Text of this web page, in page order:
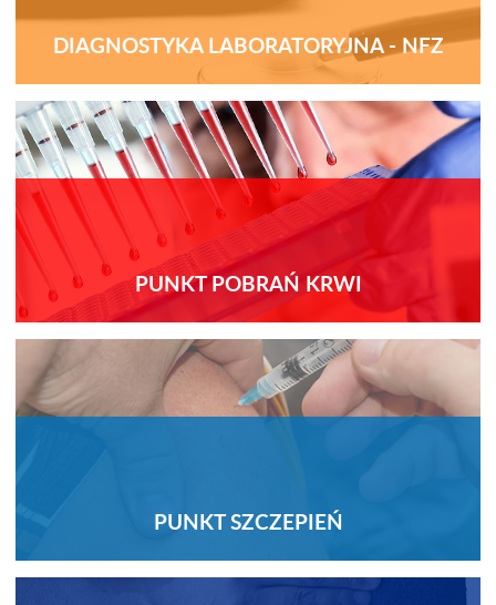
DIAGNOSTYKA LABORATORYJNA - NFZ
PUNKT POBRAŃ KRWI
PUNKT SZCZEPIEŃ